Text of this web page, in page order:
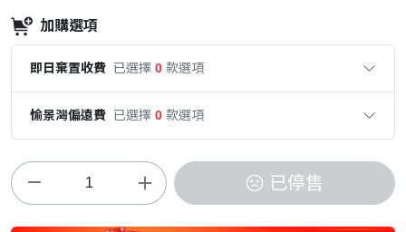
加購選項
即日棄置收費 已選擇 0 款選項
愉景灣偏遠費 已選擇 0 款選項
已停售